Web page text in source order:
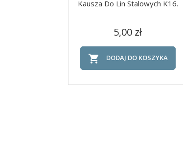
Szybki podgląd
Kausza Do Lin Stalowych K16.
Cena
5,00 zł
 DODAJ DO KOSZYKA